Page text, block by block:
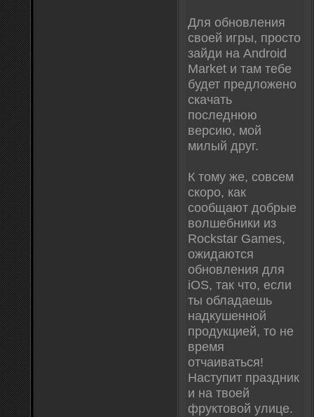
Для обновления
своей игры, просто
зайди на Android
Market и там тебе
будет предложено
скачать
последнюю
версию, мой
милый друг.
К тому же, совсем
скоро, как
сообщают добрые
волшебники из
Rockstar Games,
ожидаются
обновления для
iOS, так что, если
ты обладаешь
надкушенной
продукцией, то не
время
отчаиваться!
Наступит праздник
и на твоей
фруктовой улице.